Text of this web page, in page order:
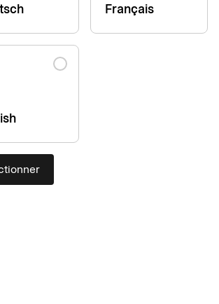
Français